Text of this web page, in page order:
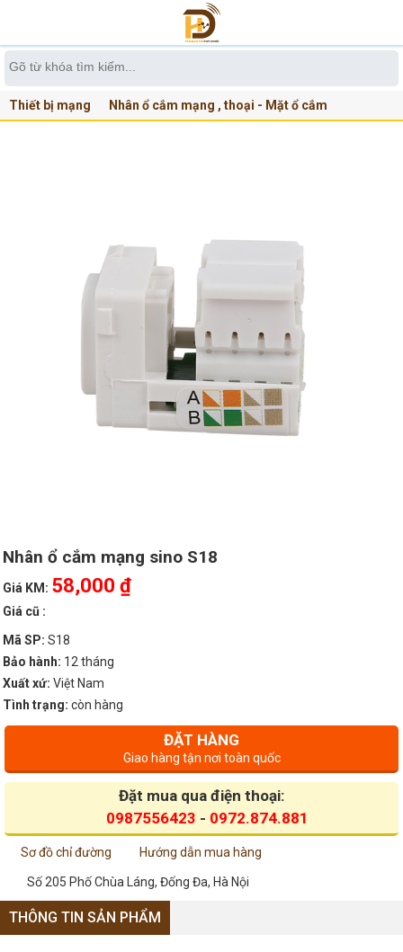
Thiết bị mạng Nhân ổ cắm mạng , thoại - Mặt ổ cắm
Nhân ổ cắm mạng sino S18
Giá KM: 58,000 ₫
Giá cũ :
Mã SP: S18
Bảo hành: 12 tháng
Xuất xứ: Việt Nam
Tình trạng: còn hàng
ĐẶT HÀNG
Giao hàng tận nơi toàn quốc
Đặt mua qua điện thoại:
0987556423 - 0972.874.881
Sơ đồ chỉ đường Hướng dẫn mua hàng
Số 205 Phố Chùa Láng, Đống Đa, Hà Nội
THÔNG TIN SẢN PHẨM